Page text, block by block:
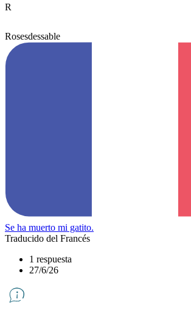
R
Rosesdessable
Se ha muerto mi gatito.
Traducido del Francés
1 respuesta
27/6/26